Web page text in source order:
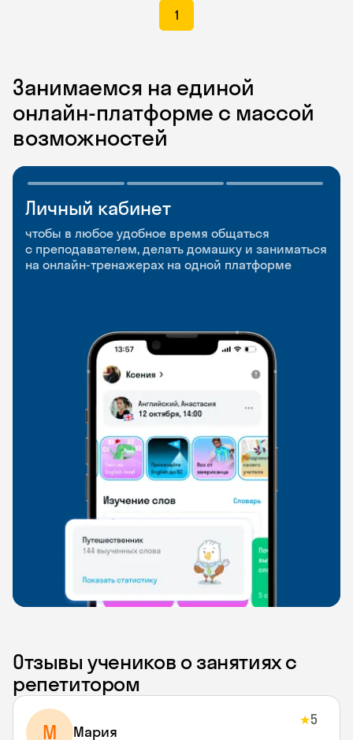
1
Занимаемся на единой
онлайн-платформе с массой
возможностей
Личный кабинет
чтобы в любое удобное время общаться
с преподавателем, делать домашку и заниматься
на онлайн-тренажерах на одной платформе
Мобильное
приложение
чтобы заниматься и изучать новые слова где
и когда удобно
Разговорные клубы
и Talks
Групповые занятия для разговорной практики
и индивидуальные встречи с преподавателями
Отзывы учеников о занятиях с
репетитором
М Мария
★5